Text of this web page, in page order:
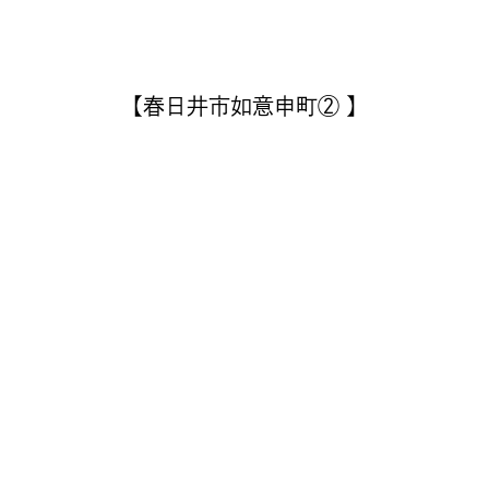
【春日井市如意申町② 】